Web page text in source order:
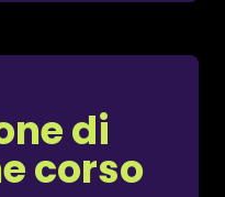
di
corso